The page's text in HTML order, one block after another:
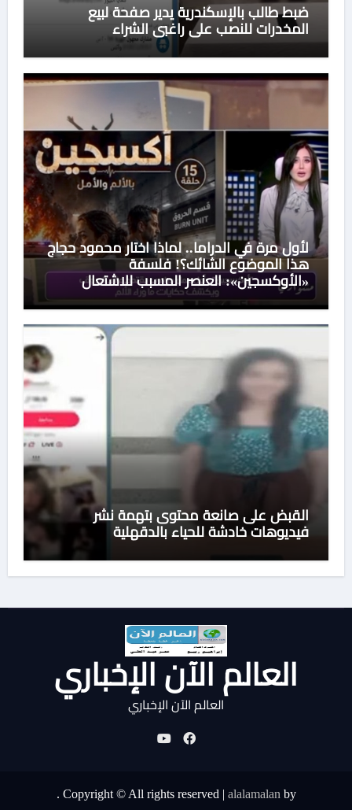
ضبط طالب بالإسكندرية يدير صفحة لبيع
المخدرات للنصب على راغبي الشراء
لأول مرة في الدراما.. لماذا اختار محمود حجاج
هذا الموضوع الشائك؟! فلسفة
«الأوكسجين»: العنصر المسبب للاشتعال
والكوارث ومصدر الألم.. يتحول بذاته إلى السبب
الأول للإنقاذ وصانع النجاة
القبض على صانعة محتوى بتهمة نشر
فيديوهات خادشة للحياء بالدقهلية
العالم الآن الإخباري
العالم الآن الإخباري
Copyright © All rights reserved | alalamalan by
.